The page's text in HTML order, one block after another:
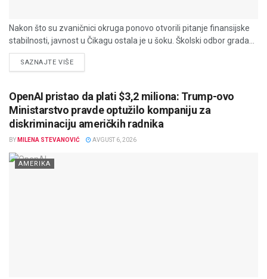
Nakon što su zvaničnici okruga ponovo otvorili pitanje finansijske
stabilnosti, javnost u Čikagu ostala je u šoku. Školski odbor grada...
SAZNAJTE VIŠEDETAILS
OpenAI pristao da plati $3,2 miliona: Trump-ovo
Ministarstvo pravde optužilo kompaniju za
diskriminaciju američkih radnika
BY MILENA STEVANOVIĆ AVGUST 6, 2026
AMERIKA